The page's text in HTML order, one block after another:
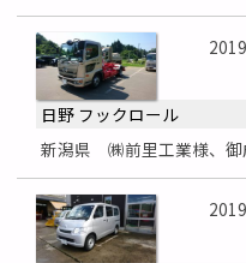
日野 フックロール
新潟県 ㈱前里工業様、御